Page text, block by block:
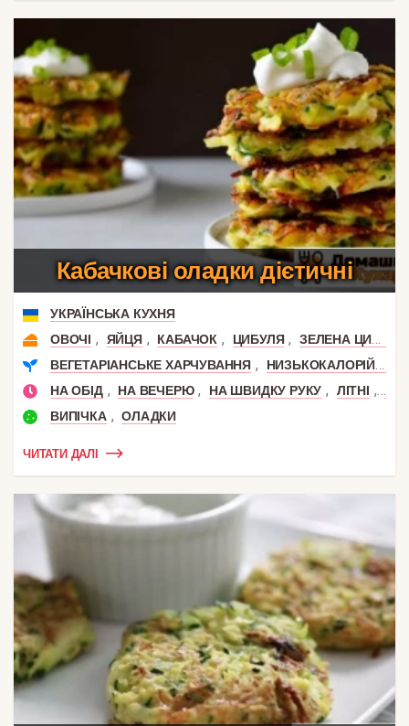
Кабачкові оладки дієтичні
УКРАЇНСЬКА КУХНЯ
ОВОЧІ , ЯЙЦЯ , КАБАЧОК , ЦИБУЛЯ ,
ЗЕЛЕНА ЦИБУЛЯ
ВЕГЕТАРІАНСЬКЕ ХАРЧУВАННЯ ,
НИЗЬКОКАЛОРІЙНІ
НА ОБІД , НА ВЕЧЕРЮ , НА ШВИДКУ РУКУ , ЛІТНІ ,
ВИПІЧКА , ОЛАДКИ
ЧИТАТИ ДАЛІ